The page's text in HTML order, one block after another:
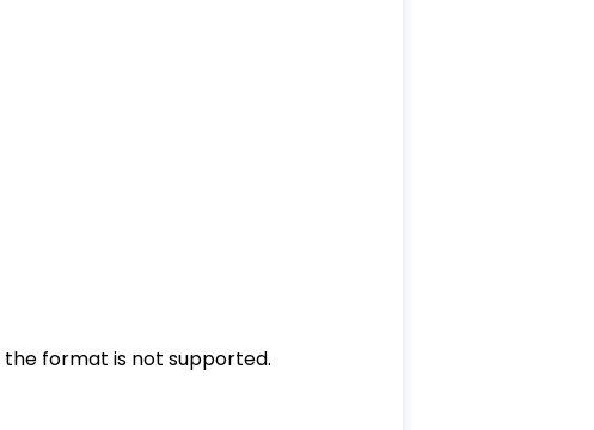
format is not supported.